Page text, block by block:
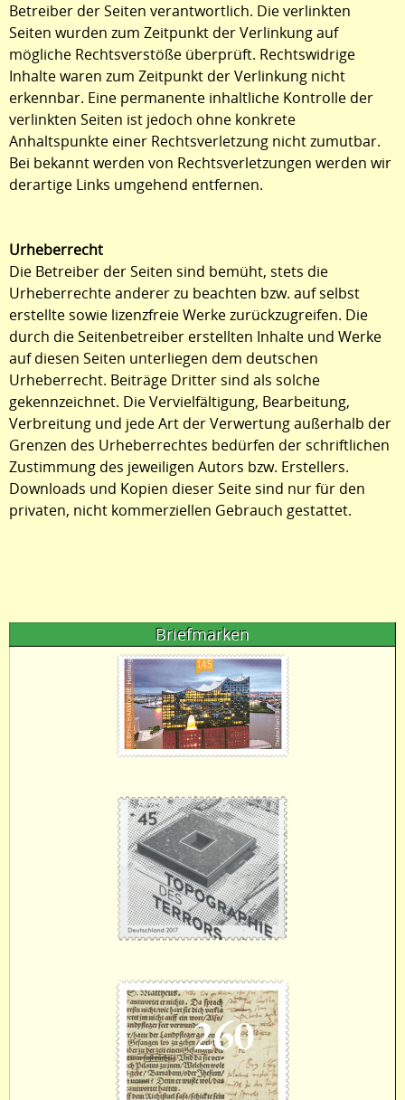
Betreiber der Seiten verantwortlich. Die verlinkten
Seiten wurden zum Zeitpunkt der Verlinkung auf
mögliche Rechtsverstöße überprüft. Rechtswidrige
Inhalte waren zum Zeitpunkt der Verlinkung nicht
erkennbar. Eine permanente inhaltliche Kontrolle der
verlinkten Seiten ist jedoch ohne konkrete
Anhaltspunkte einer Rechtsverletzung nicht zumutbar.
Bei bekannt werden von Rechtsverletzungen werden wir
derartige Links umgehend entfernen.
Urheberrecht
Die Betreiber der Seiten sind bemüht, stets die
Urheberrechte anderer zu beachten bzw. auf selbst
erstellte sowie lizenzfreie Werke zurückzugreifen. Die
durch die Seitenbetreiber erstellten Inhalte und Werke
auf diesen Seiten unterliegen dem deutschen
Urheberrecht. Beiträge Dritter sind als solche
gekennzeichnet. Die Vervielfältigung, Bearbeitung,
Verbreitung und jede Art der Verwertung außerhalb der
Grenzen des Urheberrechtes bedürfen der schriftlichen
Zustimmung des jeweiligen Autors bzw. Erstellers.
Downloads und Kopien dieser Seite sind nur für den
privaten, nicht kommerziellen Gebrauch gestattet.
Briefmarken